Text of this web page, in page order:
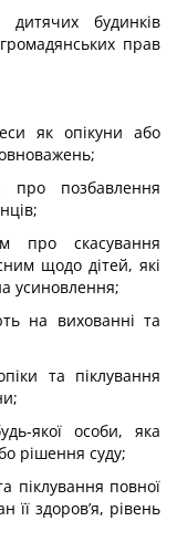
дитячих будинків
прав
як опікуни або
позбавлення
про скасування
щодо дітей, які
усиновлення;
на вихованні та
та піклування
якої особи, яка
рішення суду;
піклування повної
її здоров’я, рівень